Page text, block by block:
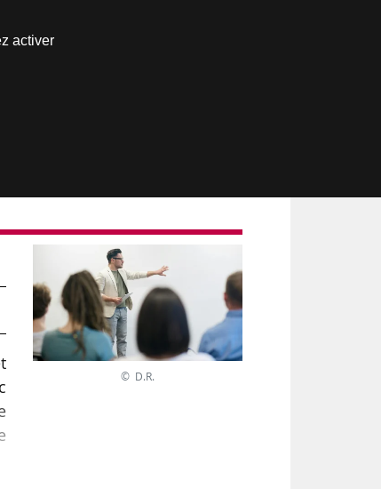
© D.R.
activer